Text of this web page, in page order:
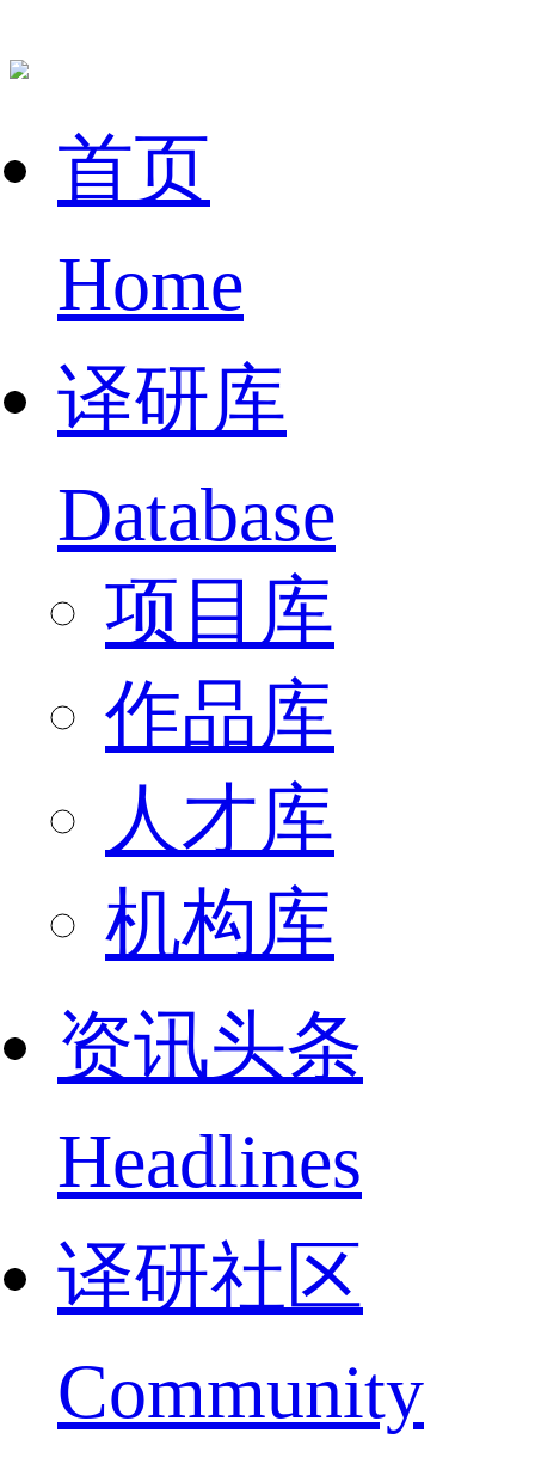
首页
Home
译研库
Database
项目库
作品库
人才库
机构库
资讯头条
Headlines
译研社区
Community